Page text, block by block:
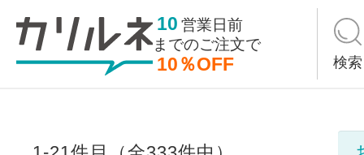
10 営業日前
までのご注文で
10％OFF 検索